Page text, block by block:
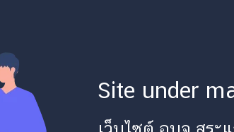
Site under